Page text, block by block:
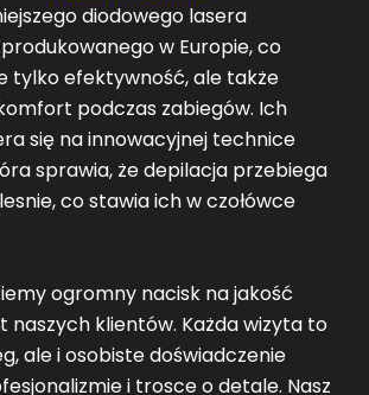
diodowego lasera
produkowanego w Europie, co
tylko efektywność, ale także
podczas zabiegów. Ich
się na innowacyjnej technice
sprawia, że depilacja przebiega
co stawia ich w czołówce
ogromny nacisk na jakość
naszych klientów. Każda wizyta to
ale i osobiste doświadczenie
i trosce o detale. Nasz